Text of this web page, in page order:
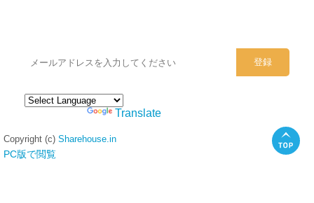
Translate
Copyright (c) Sharehouse.in
PC版で閲覧